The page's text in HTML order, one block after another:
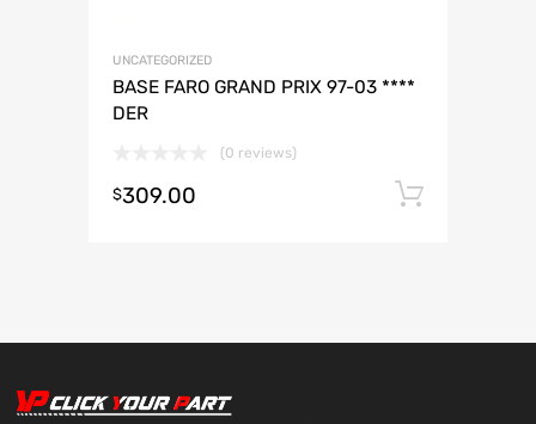
UNCATEGORIZED
BASE FARO GRAND PRIX 97-03 ****
DER
(0 reviews)
$309.00